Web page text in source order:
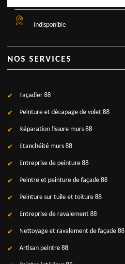
indisponible
NOS SERVICES
Façadier 88
Peinture et décapage de volet 88
Réparation fissure murs 88
Etanchéité murs 88
Entreprise de peinture 88
Peintre et peinture de façade 88
Peinture sur tuile et toiture 88
Entreprise de ravalement 88
Nettoyage et ravalement de façade 88
Artisan peintre 88